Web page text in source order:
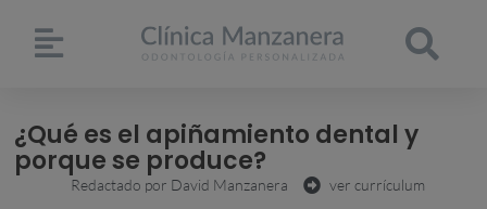
¿Qué es el apiñamiento dental y
porque se produce?
Redactado por David Manzanera ver currículum